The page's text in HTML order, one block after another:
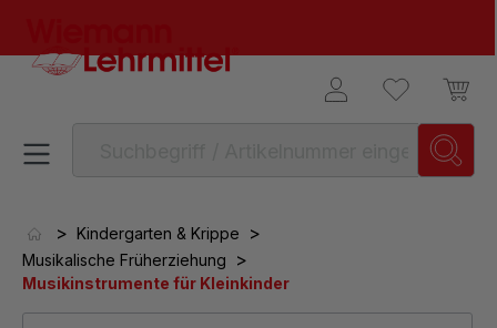
> Kindergarten & Krippe >
Musikalische Früherziehung >
Musikinstrumente für Kleinkinder